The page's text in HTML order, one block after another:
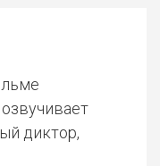
озвучивает
диктор,